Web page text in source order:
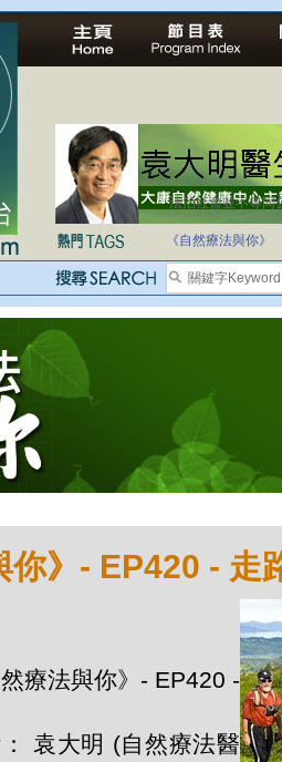
法治社會並不等同
《自然療法與你》
你》- EP420 - 走
療法與你》- EP420 -
袁大明 (自然療法醫